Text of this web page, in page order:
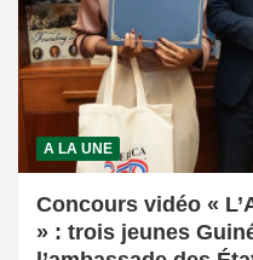
A LA UNE
Concours vidéo «
» : trois jeunes